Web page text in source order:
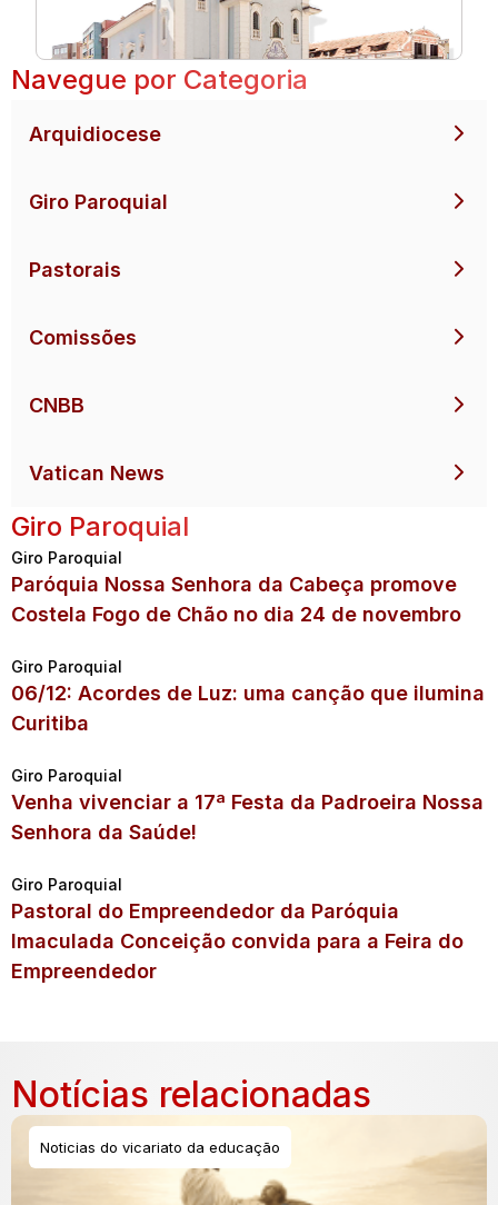
Navegue por Categoria
Arquidiocese
Giro Paroquial
Pastorais
Comissões
CNBB
Vatican News
Giro Paroquial
Giro Paroquial
Paróquia Nossa Senhora da Cabeça promove
Costela Fogo de Chão no dia 24 de novembro
Giro Paroquial
06/12: Acordes de Luz: uma canção que ilumina
Curitiba
Giro Paroquial
Venha vivenciar a 17ª Festa da Padroeira Nossa
Senhora da Saúde!
Giro Paroquial
Pastoral do Empreendedor da Paróquia
Imaculada Conceição convida para a Feira do
Empreendedor
Notícias relacionadas
Noticias do vicariato da educação